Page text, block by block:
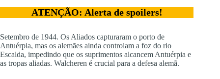
ATENÇÃO: Alerta de spoilers!
Setembro de 1944. Os Aliados capturaram o porto de
Antuérpia, mas os alemães ainda controlam a foz do rio
Escalda, impedindo que os suprimentos alcancem Antuérpia e
as tropas aliadas. Walcheren é crucial para a defesa alemã.